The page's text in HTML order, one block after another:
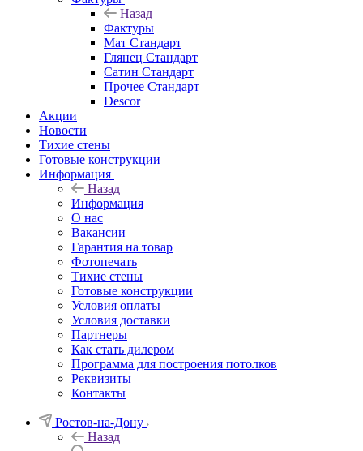
Назад
Фактуры
Мат Стандарт
Глянец Стандарт
Сатин Стандарт
Прочее Стандарт
Descor
Акции
Новости
Тихие стены
Готовые конструкции
Информация
Назад
Информация
О нас
Вакансии
Гарантия на товар
Фотопечать
Тихие стены
Готовые конструкции
Условия оплаты
Условия доставки
Партнеры
Как стать дилером
Программа для построения потолков
Реквизиты
Контакты
Ростов-на-Дону
Назад